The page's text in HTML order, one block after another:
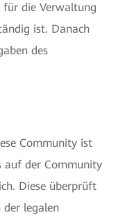
für die Verwaltung
ist. Danach
des
Community ist
auf der Community
Diese überprüft
legalen